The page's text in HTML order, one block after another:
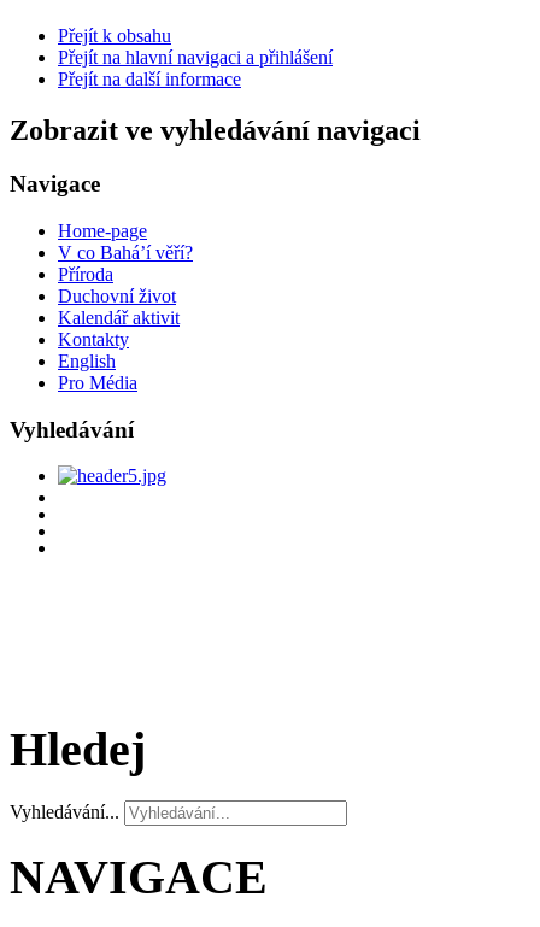
Přejít k obsahu
Přejít na hlavní navigaci a přihlášení
Přejít na další informace
Zobrazit ve vyhledávání navigaci
Navigace
Home-page
V co Bahá’í věří?
Příroda
Duchovní život
Kalendář aktivit
Kontakty
English
Pro Média
Vyhledávání
Hledej
Vyhledávání...
NAVIGACE